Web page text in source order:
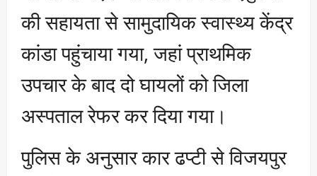
की सहायता से सामुदायिक स्वास्थ्य केंद्र
कांडा पहुंचाया गया, जहां प्राथमिक
उपचार के बाद दो घायलों को जिला
अस्पताल रेफर कर दिया गया।
पुलिस के अनुसार कार ढप्टी से विजयपुर